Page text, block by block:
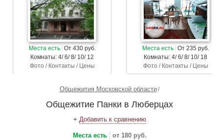
Места есть От 430 руб.
Комнаты: 4/ 6/ 8/ 10/ 12
Фото / Контакты / Цены
Места есть От 235 руб.
Комнаты: 4/ 6/ 8/ 10/ 18
Фото / Контакты / Цены
Общежития Московской области
Общежитие Панки в Люберцах
+ Добавить к сравнению
Места есть от 180 руб.